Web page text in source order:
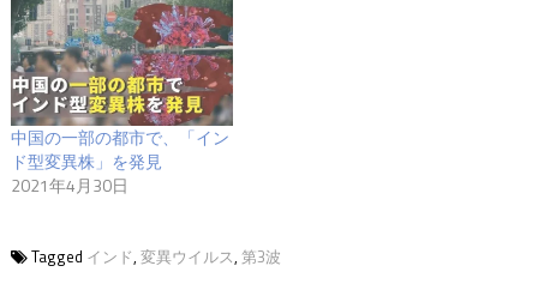
中国の一部の都市で、「イン
ド型変異株」を発見
2021年4月30日
Tagged インド, 変異ウイルス, 第3波